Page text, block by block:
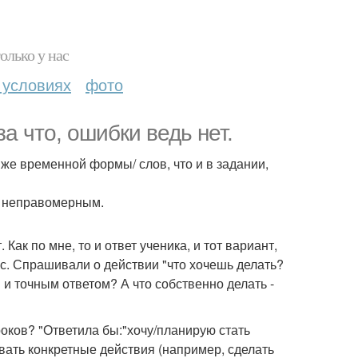
у нас
фото
что, ошибки ведь нет.
временной формы/ слов, что и в задании,
неправомерным.
по мне, то и ответ ученика, и тот вариант,
Спрашивали о действии "что хочешь делать?
точным ответом? А что собственно делать -
"Ответила бы:"хочу/планирую стать
конкретные действия (например, сделать